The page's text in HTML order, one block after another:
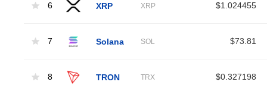
6 XRP XRP $1.024455
7 Solana SOL $73.81
8 TRON TRX $0.327198